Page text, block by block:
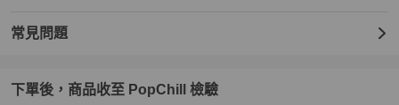
常見問題
下單後，商品收至 PopChill 檢驗